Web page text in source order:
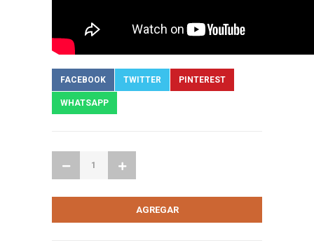
FACEBOOK TWITTER PINTEREST
WHATSAPP